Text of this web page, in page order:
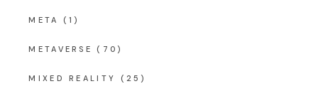
META (1)
METAVERSE (70)
MIXED REALITY (25)